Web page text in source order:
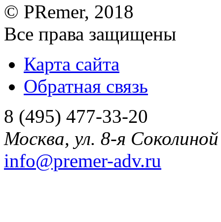
© PRemer, 2018
Все права защищены
Карта сайта
Обратная связь
8 (495) 477-33-20
Москва, ул. 8-я
info@premer-adv.ru